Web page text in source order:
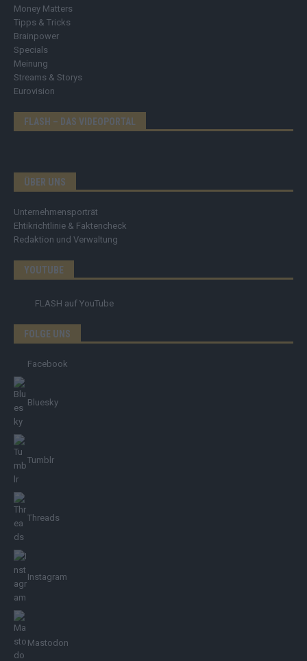
Money Matters
Tipps & Tricks
Brainpower
Specials
Meinung
Streams & Storys
Eurovision
FLASH – DAS VIDEOPORTAL
ÜBER UNS
Unternehmensporträt
Ehtikrichtlinie & Faktencheck
Redaktion und Verwaltung
YOUTUBE
FLASH auf YouTube
FOLGE UNS
Facebook
Bluesky
Tumblr
Threads
Instagram
Mastodon